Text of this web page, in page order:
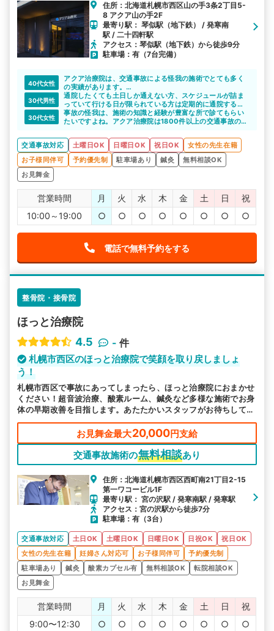
住所：北海道札幌市西区山の手3条2丁目5-
8 アクア山の手2F
最寄り駅： 琴似駅（地下鉄） / 発寒南
駅 / 二十四軒駅
アクセス：琴似駅（地下鉄）から徒歩9分
駐車場：有（7台完備）
40代女性
アクア治療院は、交通事故による怪我の施術でとても多く
の実績があります。
経験豊富な整骨院で施術を受けることができると、心強い
ですよね。
30代男性
通院したくても土日しか通えない方、スケジュールが詰ま
っていて行ける日が限られている方は定期的に通院するこ
とが難しいですよね。アクア治療院は、正月三が日を除く
年中無休で営業しているのできちんと通院することができ
30代女性
事故の怪我は、施術の知識と経験が豊富な所で診てもらい
たいですよね。アクア治療院は1800件以上の交通事故の施
所も発寒南駅から徒歩3分かつ年中無休なので、忙しい方で
も通院できると思います。パウダールームもあるので、予
定がある女性にも嬉しいですね。
交通事故対応 土曜日OK 日曜日OK 祝日OK
女性の先生在籍
お子様同伴可
予約優先制 駐車場あり 鍼灸
無料相談OK
お見舞金
営業時間 月 火 水 木 金 土 日
祝
10:00～19:00
○ ○ ○ ○ ○ ○ ○ ○
電話で無料予約をする
整骨院・接骨院
ほっと治療院
4.5
- 件
札幌市西区のほっと治療院で笑顔を取り戻しましょ
う！
札幌市西区で事故にあってしまったら、ほっと治療院におまかせ
ください！超音波治療、酸素ルーム、鍼灸など多様な施術でお身
体の早期改善を目指します。あたたかいスタッフがお待ちしてお
ります。お気軽にご相談ください。
お見舞金最大20,000円支給
交通事故施術の無料相談あり
住所：北海道札幌市西区西町南21丁目2-15
第一ワコービル1F
最寄り駅： 宮の沢駅 / 発寒南駅 / 発寒駅
アクセス：宮の沢駅から徒歩7分
駐車場：有（3台）
交通事故対応 土日OK 土曜日OK 日曜日OK 日祝OK
祝日OK
女性の先生在籍
妊婦さん対応可 お子様同伴可
予約優先制
駐車場あり
鍼灸 酸素カプセル有 無料相談OK
転院相談OK
お見舞金
営業時間 月 火 水 木 金 土 日
祝
9:00〜12:30
○ ○ ○ ○ ○ ○ ○ ○